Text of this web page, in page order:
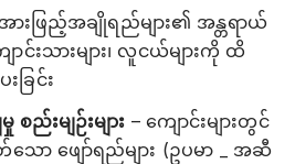
ားဖြည့်အချိုရည်များ၏ အန္တရာယ်
င်းသားများ၊ လူငယ်များကို ထိ
ခြင်း
စည်းမျဉ်းများ – ကျောင်းများတွင်
ော ဖျော်ရည်များ (ဥပမာ _ အဆီ